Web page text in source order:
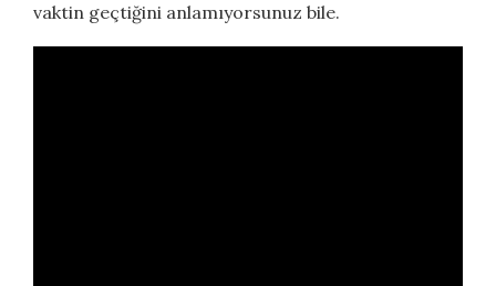
vaktin geçtiğini anlamıyorsunuz bile.